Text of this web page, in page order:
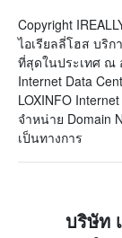
Copyright
ไอเรียลลี่โฮส บริก
ที่สุดในประเทศ ณ
Internet Data
LOXINFO
จำหน่าย Domain
เป็นทางการ
บริษัท